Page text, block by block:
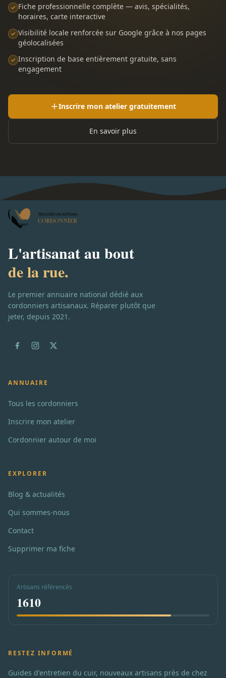
Fiche professionnelle complète — avis, spécialités,
horaires, carte interactive
Visibilité locale renforcée sur Google grâce à nos pages
géolocalisées
Inscription de base entièrement gratuite, sans
engagement
Inscrire mon atelier gratuitement
En savoir plus
L'artisanat au bout
de la rue.
Le premier annuaire national dédié aux
cordonniers artisanaux. Réparer plutôt que
jeter, depuis 2021.
ANNUAIRE
Tous les cordonniers
Inscrire mon atelier
Cordonnier autour de moi
EXPLORER
Blog & actualités
Qui sommes-nous
Contact
Supprimer ma fiche
Artisans référencés
1610
RESTEZ INFORMÉ
Guides d'entretien du cuir, nouveaux artisans près de chez